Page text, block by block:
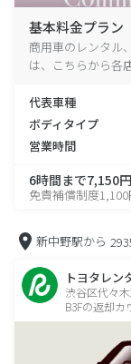
基本料金プラン
商用車のレンタル
は、こちらから各
代表車種
ボディタイプ
営業時間
6時間まで7,150円
免責補償制度1,100
新中野駅から
トヨタレン
渋谷区代々
B3Fの返却カ